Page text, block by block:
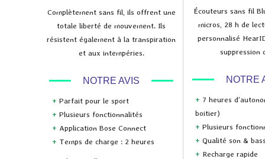
Complètement sans fil, ils offrent une
totale liberté de mouvement. Ils
résistent également à la transpiration
et aux intempéries.
NOTRE AVIS
+ Parfait pour le sport
+ Plusieurs fonctionnalités
+ Application Bose Connect
+ Temps de charge : 2 heures
Écouteurs sans fil
micros, 28 h de
personnalisé
suppression
NOTRE
+ 7 heures
boitier)
+ Plusieurs
+ Qualité son &
+ Recharge rapide